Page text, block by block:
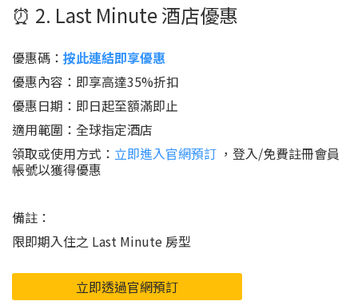
⏰ 2. Last Minute 酒店優惠
優惠碼： 按此連結即享優惠
優惠內容：即享高達35%折扣
優惠日期：即日起至額滿即止
適用範圍：全球指定酒店
領取或使用方式： 立即進入官網預訂 ，登入/免費註冊會員
帳號以獲得優惠
備註：
限即期入住之 Last Minute 房型
立即透過官網預訂